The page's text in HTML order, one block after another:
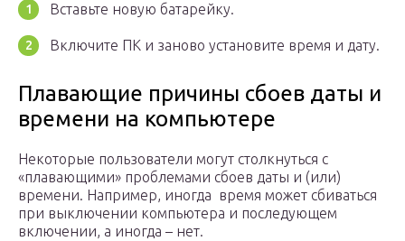
Вставьте новую батарейку.
Включите ПК и заново установите время и дату.
Плавающие причины сбоев даты и
времени на компьютере
Некоторые пользователи могут столкнуться с
«плавающими» проблемами сбоев даты и (или)
времени. Например, иногда время может сбиваться
при выключении компьютера и последующем
включении, а иногда – нет.